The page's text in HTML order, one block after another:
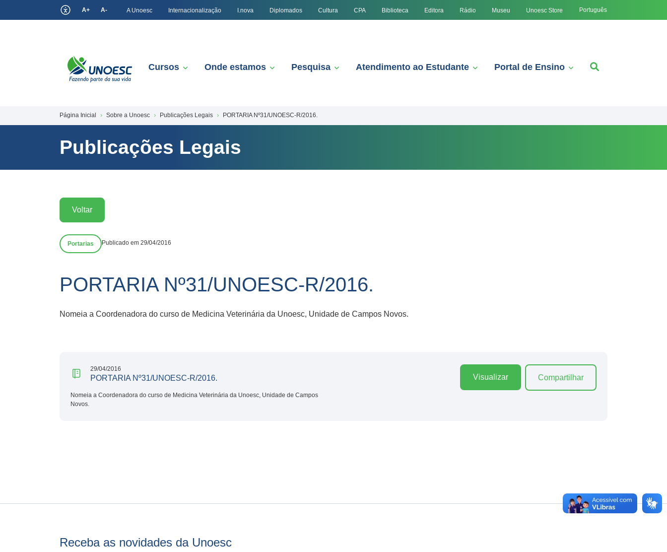
A+ A- A Unoesc Internacionalização I.nova Diplomados Cultura CPA Biblioteca Editora Rádio Museu Unoesc Store Português
Cursos Onde estamos Pesquisa Atendimento ao Estudante Portal de Ensino
Página Inicial Sobre a Unoesc Publicações Legais PORTARIA Nº31/UNOESC-R/2016.
Publicações Legais
Voltar
Portarias Publicado em 29/04/2016
PORTARIA Nº31/UNOESC-R/2016.
Nomeia a Coordenadora do curso de Medicina Veterinária da Unoesc, Unidade de Campos Novos.
29/04/2016
PORTARIA Nº31/UNOESC-R/2016.
Nomeia a Coordenadora do curso de Medicina Veterinária da Unoesc, Unidade de Campos
Novos.
Visualizar Compartilhar
Receba as novidades da Unoesc